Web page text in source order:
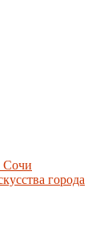
Сочи
города